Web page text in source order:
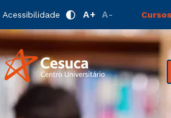
Acessibilidade A+ A-